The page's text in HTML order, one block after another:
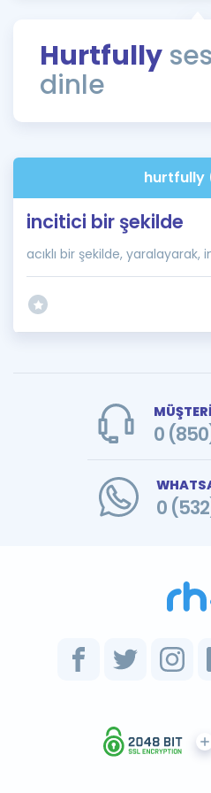
Rehberlik Aracı
ÖSYM Sınav Takvimi
İngilizce Gramer
Hurtfully
dinle
hurtfully
incitici bir şekilde
acıklı bir şekilde, yaralayarak,
0
0